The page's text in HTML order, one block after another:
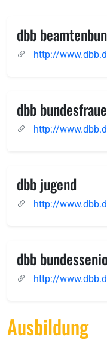
dbb
http://
dbb
http://
dbb jugend
http://
dbb
http://
Ausbildung